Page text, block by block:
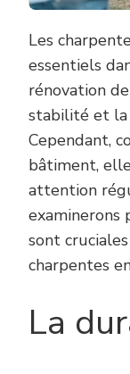
Les
essentiels
rénovation
stabilité et
Cependant,
bâtiment,
attention
examinerons
sont
charpentes
La